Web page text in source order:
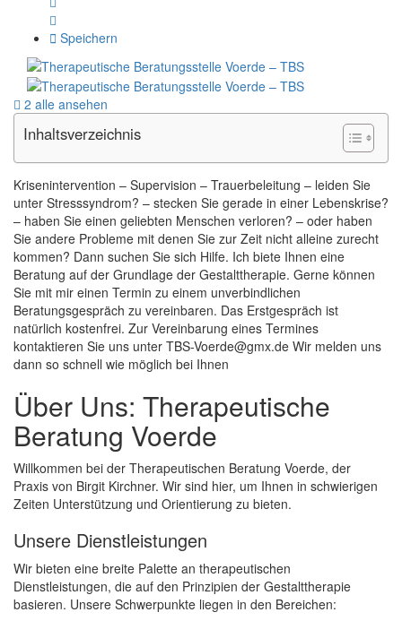
Speichern
2 alle ansehen
Inhaltsverzeichnis
Krisenintervention – Supervision – Trauerbeleitung – leiden Sie
unter Stresssyndrom? – stecken Sie gerade in einer Lebenskrise?
– haben Sie einen geliebten Menschen verloren? – oder haben
Sie andere Probleme mit denen Sie zur Zeit nicht alleine zurecht
kommen? Dann suchen Sie sich Hilfe. Ich biete Ihnen eine
Beratung auf der Grundlage der Gestalttherapie. Gerne können
Sie mit mir einen Termin zu einem unverbindlichen
Beratungsgespräch zu vereinbaren. Das Erstgespräch ist
natürlich kostenfrei. Zur Vereinbarung eines Termines
kontaktieren Sie uns unter TBS-Voerde@gmx.de Wir melden uns
dann so schnell wie möglich bei Ihnen
Über Uns: Therapeutische
Beratung Voerde
Willkommen bei der Therapeutischen Beratung Voerde, der
Praxis von Birgit Kirchner. Wir sind hier, um Ihnen in schwierigen
Zeiten Unterstützung und Orientierung zu bieten.
Unsere Dienstleistungen
Wir bieten eine breite Palette an therapeutischen
Dienstleistungen, die auf den Prinzipien der Gestalttherapie
basieren. Unsere Schwerpunkte liegen in den Bereichen: